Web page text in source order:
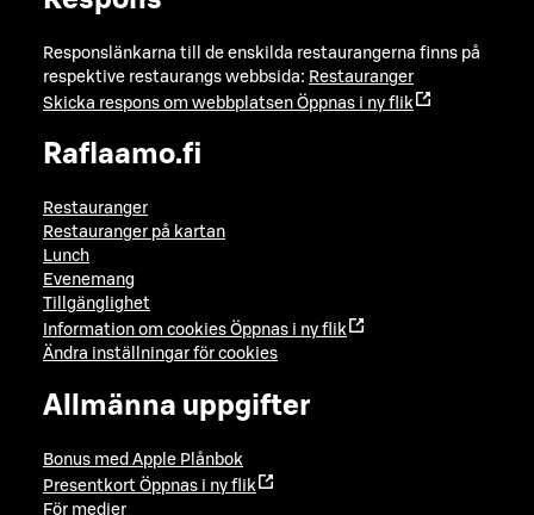
Responslänkarna till de enskilda restaurangerna finns på
respektive restaurangs webbsida: Restauranger
Skicka respons om webbplatsen Öppnas i ny flik
Raflaamo.fi
Restauranger
Restauranger på kartan
Lunch
Evenemang
Tillgänglighet
Information om cookies Öppnas i ny flik
Ändra inställningar för cookies
Allmänna uppgifter
Bonus med Apple Plånbok
Presentkort Öppnas i ny flik
För medier